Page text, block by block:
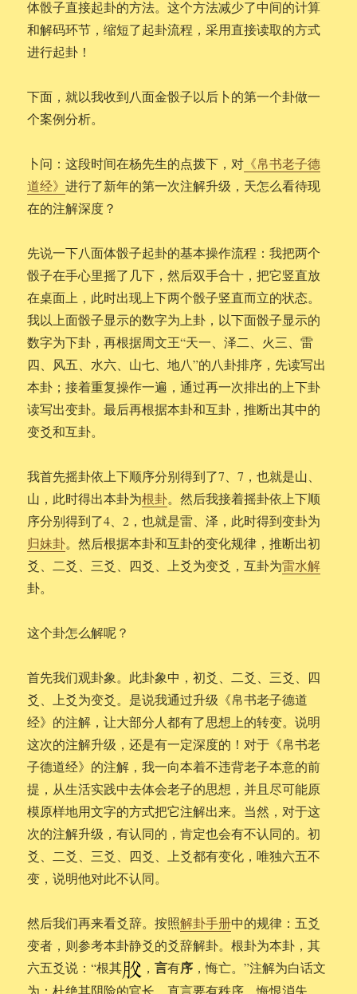
体骰子直接起卦的方法。这个方法减少了中间的计算
和解码环节，缩短了起卦流程，采用直接读取的方式
进行起卦！
下面，就以我收到八面金骰子以后卜的第一个卦做一
个案例分析。
卜问：这段时间在杨先生的点拨下，对 《帛书老子德
道经》进行了新年的第一次注解升级，天怎么看待现
在的注解深度？
先说一下八面体骰子起卦的基本操作流程：我把两个
骰子在手心里摇了几下，然后双手合十，把它竖直放
在桌面上，此时出现上下两个骰子竖直而立的状态。
我以上面骰子显示的数字为上卦，以下面骰子显示的
数字为下卦，再根据周文王“天一、泽二、火三、雷
四、风五、水六、山七、地八”的八卦排序，先读写出
本卦；接着重复操作一遍，通过再一次排出的上下卦
读写出变卦。最后再根据本卦和互卦，推断出其中的
变爻和互卦。
我首先摇卦依上下顺序分别得到了7、7，也就是山、
山，此时得出本卦为根卦。然后我接着摇卦依上下顺
序分别得到了4、2，也就是雷、泽，此时得到变卦为
归妹卦。然后根据本卦和互卦的变化规律，推断出初
爻、二爻、三爻、四爻、上爻为变爻，互卦为雷水解
卦。
这个卦怎么解呢？
首先我们观卦象。此卦象中，初爻、二爻、三爻、四
爻、上爻为变爻。是说我通过升级《帛书老子德道
经》的注解，让大部分人都有了思想上的转变。说明
这次的注解升级，还是有一定深度的！对于《帛书老
子德道经》的注解，我一向本着不违背老子本意的前
提，从生活实践中去体会老子的思想，并且尽可能原
模原样地用文字的方式把它注解出来。当然，对于这
次的注解升级，有认同的，肯定也会有不认同的。初
爻、二爻、三爻、四爻、上爻都有变化，唯独六五不
变，说明他对此不认同。
然后我们再来看爻辞。按照解卦手册中的规律：五爻
变者，则参考本卦静爻的爻辞解卦。根卦为本卦，其
六五爻说：“根其
，言有序 ，悔亡。”注解为白话文
为：杜绝其阴险的官长，直言要有秩序，悔恨消失。